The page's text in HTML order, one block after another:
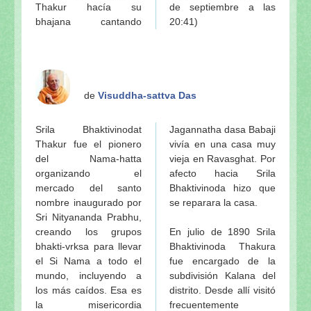
Thakur hacía su
bhajana cantando
de septiembre a las
20:41)
de Visuddha-sattva Das
Srila Bhaktivinodat
Thakur fue el pionero
del Nama-hatta
organizando el
mercado del santo
nombre inaugurado por
Sri Nityananda Prabhu,
creando los grupos
bhakti-vrksa para llevar
el Si Nama a todo el
mundo, incluyendo a
los más caídos. Esa es
la misericordia
Jagannatha dasa Babaji
vivía en una casa muy
vieja en Ravasghat. Por
afecto hacia Srila
Bhaktivinoda hizo que
se reparara la casa.
En julio de 1890 Srila
Bhaktivinoda Thakura
fue encargado de la
subdivisión Kalana del
distrito. Desde allí visitó
frecuentemente